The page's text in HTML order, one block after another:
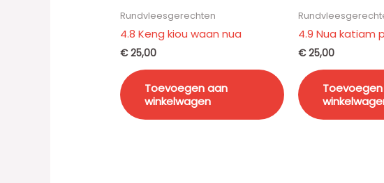
Rundvleesgerechten
4.8 Keng kiou waan nua
€25,00
Toevoegen aan
winkelwagen
4.9 Nua katiam
€25,00